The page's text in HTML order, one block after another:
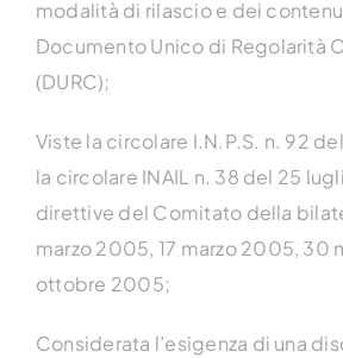
modalità di rilascio e dei
Documento Unico di Regolarità
(DURC);
Viste la circolare I.N.P.S. n. 92
la circolare INAIL n. 38 del 25
direttive del Comitato della
marzo 2005, 17 marzo 2005, 30
ottobre 2005;
Considerata l’esigenza di una